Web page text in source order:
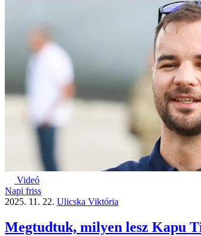
Videó
Napi friss
2025. 11. 22. Ulicska Viktória
Megtudtuk, milyen lesz Kapu